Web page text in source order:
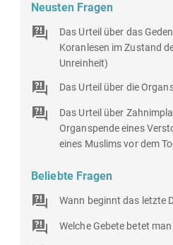
Neusten Fragen
Das Urteil über das
Koranlesen im Zustand
Unreinheit)
Das Urteil über die
Das Urteil über
Organspende eines
eines Muslims vor dem
Beliebte Fragen
Wann beginnt das letzte
Welche Gebete betet